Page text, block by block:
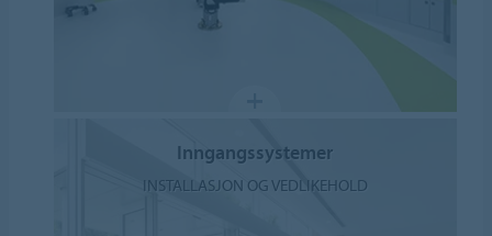
Inngangssystemer
INSTALLASJON OG VEDLIKEHOLD